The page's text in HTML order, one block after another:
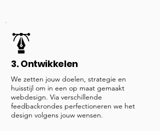
3. Ontwikkelen
We zetten jouw doelen, strategie en
huisstijl om in een op maat gemaakt
webdesign. Via verschillende
feedbackrondes perfectioneren we het
design volgens jouw wensen.